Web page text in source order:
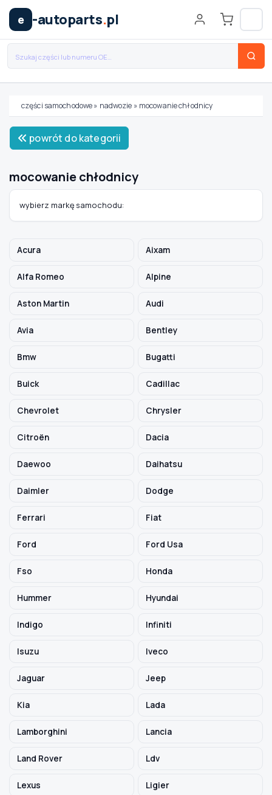
e -autoparts.pl
Wybierz swój pojazd
MODEL
TYP / SILNIK
części samochodowe» nadwozie » mocowanie chłodnicy
powrót do kategorii
mocowanie chłodnicy
wybierz markę samochodu:
Acura Aixam
Alfa Romeo Alpine
Aston Martin Audi
Avia Bentley
Bmw Bugatti
Buick Cadillac
Chevrolet Chrysler
Citroën Dacia
Daewoo Daihatsu
Daimler Dodge
Ferrari Fiat
Ford Ford Usa
Fso Honda
Hummer Hyundai
Indigo Infiniti
Isuzu Iveco
Jaguar Jeep
Kia Lada
Lamborghini Lancia
Land Rover Ldv
Lexus Ligier